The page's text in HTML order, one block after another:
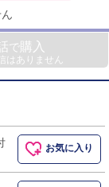
で購入
はありません
お気に入り